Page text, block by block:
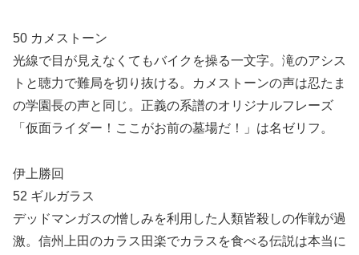
50 カメストーン
光線で目が見えなくてもバイクを操る一文字。滝のアシス
トと聴力で難局を切り抜ける。カメストーンの声は忍たま
の学園長の声と同じ。正義の系譜のオリジナルフレーズ
「仮面ライダー！ここがお前の墓場だ！」は名ゼリフ。
伊上勝回
52 ギルガラス
デッドマンガスの憎しみを利用した人類皆殺しの作戦が過
激。信州上田のカラス田楽でカラスを食べる伝説は本当に